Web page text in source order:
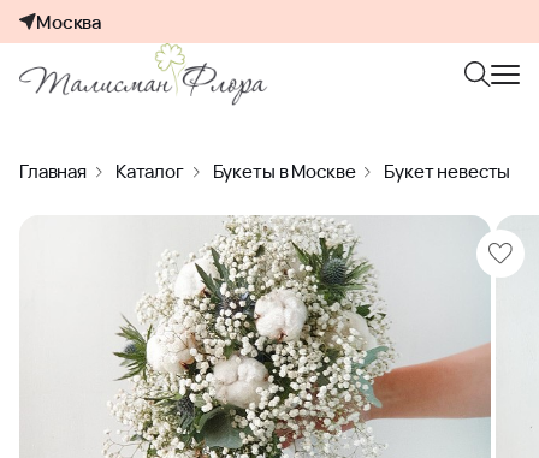
Москва
Главная Каталог Букеты в Москве Букет невесты